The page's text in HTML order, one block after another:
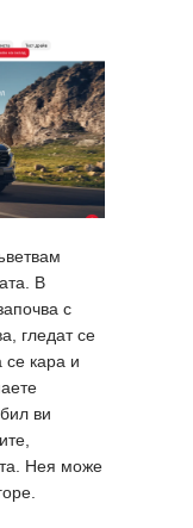
В
с
гледат се
се кара и
ви
Нея може